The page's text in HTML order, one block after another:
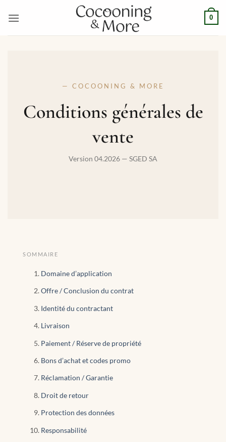
0
— COCOONING & MORE
Conditions générales de
vente
Version 04.2026 — SGED SA
SOMMAIRE
Domaine d’application
Offre / Conclusion du contrat
Identité du contractant
Livraison
Paiement / Réserve de propriété
Bons d’achat et codes promo
Réclamation / Garantie
Droit de retour
Protection des données
Responsabilité